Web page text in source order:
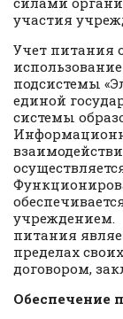
участия
Учет питания
подсистемы
единой
системы
учреждением.
питания
пределах
договором,
Обеспечение